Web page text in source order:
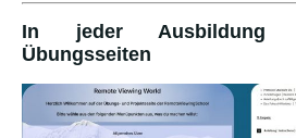
In jeder Ausbildung
Übungsseiten